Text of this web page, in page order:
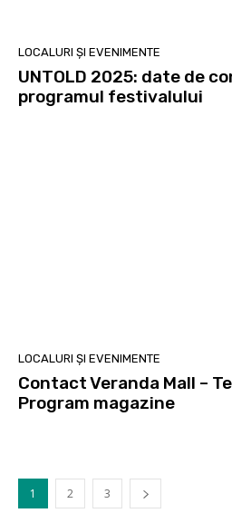
LOCALURI ȘI EVENIMENTE
UNTOLD 2025: date de
programul festivalului
LOCALURI ȘI EVENIMENTE
Contact Veranda Mall –
Program magazine
1 2 3